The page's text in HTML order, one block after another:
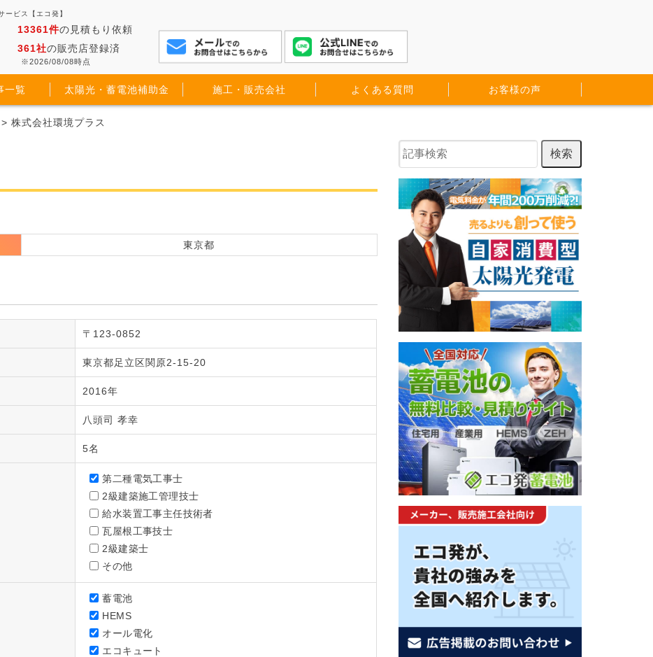
ビス【エコ発】
13361件の見積もり依頼
361社の販売店登録済
※2026/08/08時点
一覧 太陽光・蓄電池補助金 施工・販売会社 よくある質問 お客様の声
> 株式会社環境プラス
東京都
〒123-0852
東京都足立区関原2-15-20
2016年
八頭司 孝幸
5名
第二種電気工事士
2級建築施工管理技士
給水装置工事主任技術者
瓦屋根工事技士
2級建築士
その他
蓄電池
HEMS
オール電化
エコキュート